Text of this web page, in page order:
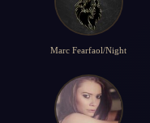
Marc Fearfaol/Night